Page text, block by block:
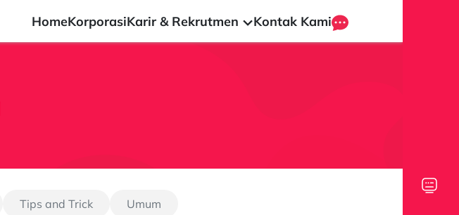
HomeKorporasiKarir & Rekrutmen Kontak Kami
Tips and Trick Umum